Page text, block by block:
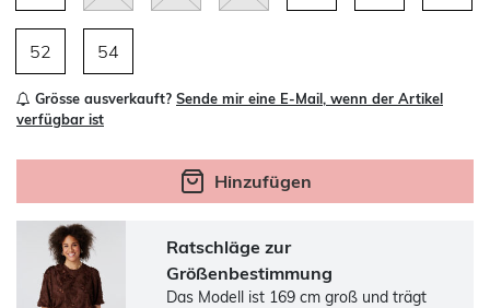
52 54
Grösse ausverkauft? Sende mir eine E-Mail, wenn der Artikel
verfügbar ist
Hinzufügen
Ratschläge zur
Größenbestimmung
Das Modell ist 169 cm groß und trägt